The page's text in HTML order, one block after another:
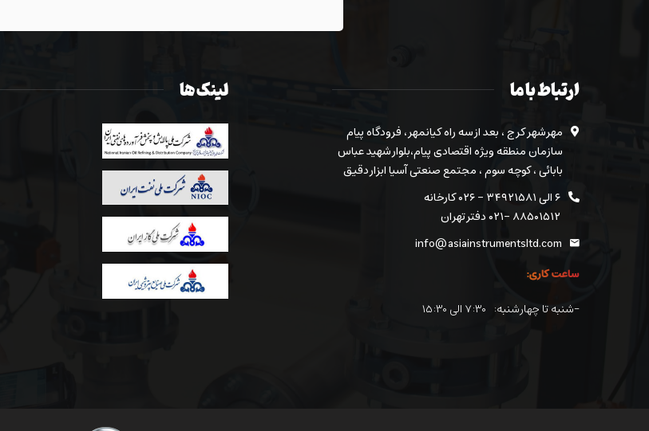
ارتباط با ما
مهرشهر کرج ، بعد از سه راه کیانمهر ، فرودگاه پیام
سازمان منطقه ویژه اقتصادی پیام،بلوار شهید عباس
بابائی ، کوچه سوم ، مجتمع صنعتی آسیا ابزار دقیق
۶ الی ۳۴۹۲۱۵۸۱ - ۰۲۶ کارخانه
۸۸۵۰۱۵۱۲ -۰۲۱ دفتر تهران
info@asiainstrumentsltd.com
ساعت کاری:
-شنبه تا چهارشنبه: ۷:۳۰ الی ۱۵:۳۰
لینک ها